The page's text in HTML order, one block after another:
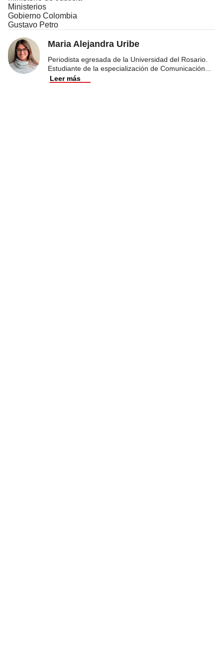
Ministerios
Gobierno Colombia
Gustavo Petro
Maria Alejandra Uribe
Periodista egresada de la Universidad del Rosario.
Estudiante de la especialización de Comunicación
Leer más